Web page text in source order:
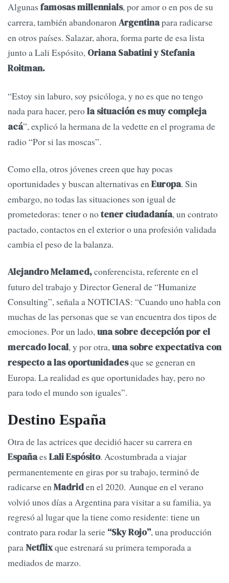
Algunas famosas millennials, por amor o en pos de su
carrera, también abandonaronArgentinapara radicarse
en otros países. Salazar, ahora, forma parte de esa lista
junto a Lali Espósito, Oriana Sabatini y Stefania
Roitman.
“Estoy sin laburo, soy psicóloga, y no es que no tengo
nada para hacer, perola situación es muy compleja
acá”, explicó la hermana de la vedette en el programa de
radio “Por si las moscas”.
Como ella, otros jóvenes creen que hay pocas
oportunidades y buscan alternativas enEuropa. Sin
embargo, no todas las situaciones son igual de
prometedoras: tener o notener ciudadanía, un contrato
pactado, contactos en el exterior o una profesión validada
cambia el peso de la balanza.
Alejandro Melamed,conferencista, referente en el
futuro del trabajo y Director General de “Humanize
Consulting”, señala a NOTICIAS: “Cuando uno habla con
muchas de las personas que se van encuentra dos tipos de
emociones. Por un lado,una sobre decepción por el
mercado local, y por otra,una sobre expectativa con
respecto a las oportunidadesque se generan en
Europa. La realidad es que oportunidades hay, pero no
para todo el mundo son iguales”.
Destino España
Otra de las actrices que decidió hacer su carrera en
Españaes Lali Espósito. Acostumbrada a viajar
permanentemente en giras por su trabajo, terminó de
radicarse enMadriden el 2020. Aunque en el verano
volvió unos días a Argentina para visitar a su familia, ya
regresó al lugar que la tiene como residente: tiene un
contrato para rodar la serie “Sky Rojo”, una producción
paraNetflixque estrenará su primera temporada a
mediados de marzo.